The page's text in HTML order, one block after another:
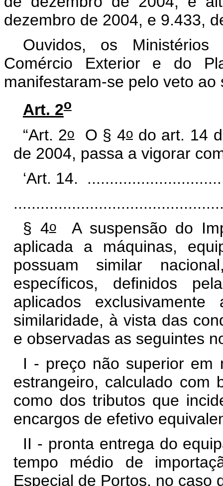
dezembro de 2004, e 9.433,
Ouvidos, os Ministérios
Comércio Exterior e do
manifestaram-se pelo veto ao
Art. 2o
“Art. 2oO § 4o do art. 14
de 2004, passa a vigorar
‘Art. 14.
§ 4oA suspensão do
aplicada a máquinas,
possuam similar
específicos, definidos
aplicados
similaridade, à vista das
e observadas as seguintes
I - preço não superior em
estrangeiro, calculado com
como dos tributos que
encargos de efetivo
II - pronta entrega do
tempo médio de
Especial de Portos, no